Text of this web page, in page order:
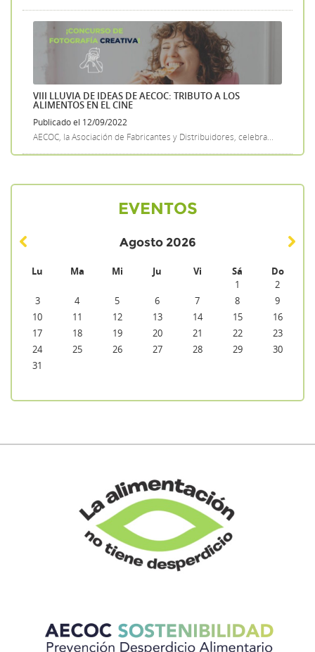
VIII LLUVIA DE IDEAS DE AECOC: TRIBUTO A LOS
ALIMENTOS EN EL CINE
Publicado el 12/09/2022
AECOC, la Asociación de Fabricantes y Distribuidores, celebra...
EVENTOS
Agosto 2026
Lu Ma Mi Ju Vi Sá Do
1
2
3
4 5 6 7 8
9
10
11 12 13 14 15
16
17
18 19 20 21 22
23
24
25 26 27 28 29
30
31